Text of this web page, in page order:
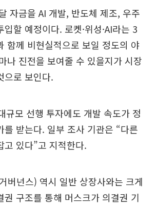
자금을 AI 개발, 반도체 제조, 우주
할 예정이다. 로켓·위성·AI라는 3
함께 비현실적으로 보일 정도의 야
나 진전을 보여줄 수 있을지가 시장
으로 보인다.
규모 선행 투자에도 개발 속도가 정
를 받는다. 일부 조사 기관은 “다른
고 있다”고 지적한다.
버넌스) 역시 일반 상장사와는 크게
권 구조를 통해 머스크가 의결권 기